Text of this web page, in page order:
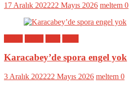
17 Aralık 202222 Mayıs 2026 meltem 0
Karacabey’de spora engel yok
3 Aralık 202222 Mayıs 2026 meltem 0